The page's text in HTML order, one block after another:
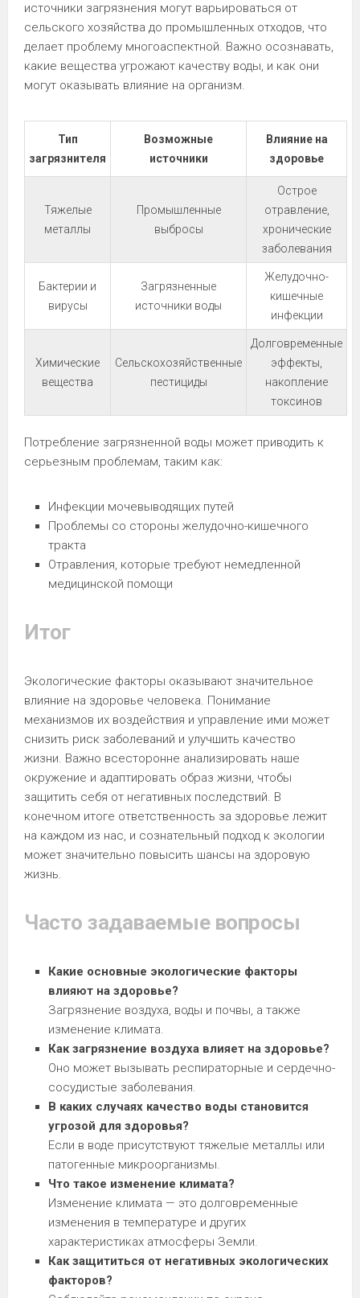
источники загрязнения могут варьироваться от
сельского хозяйства до промышленных отходов, что
делает проблему многоаспектной. Важно осознавать,
какие вещества угрожают качеству воды, и как они
могут оказывать влияние на организм.
Тип
загрязнителя
Возможные
источники
Влияние на
здоровье
Тяжелые
металлы
Промышленные
выбросы
Острое
отравление,
хронические
заболевания
Бактерии и
вирусы
Загрязненные
источники воды
Желудочно-
кишечные
инфекции
Химические
вещества
Сельскохозяйственные
пестициды
Долговременные
эффекты,
накопление
токсинов
Потребление загрязненной воды может приводить к
серьезным проблемам, таким как:
Инфекции мочевыводящих путей
Проблемы со стороны желудочно-кишечного
тракта
Отравления, которые требуют немедленной
медицинской помощи
Итог
Экологические факторы оказывают значительное
влияние на здоровье человека. Понимание
механизмов их воздействия и управление ими может
снизить риск заболеваний и улучшить качество
жизни. Важно всесторонне анализировать наше
окружение и адаптировать образ жизни, чтобы
защитить себя от негативных последствий. В
конечном итоге ответственность за здоровье лежит
на каждом из нас, и сознательный подход к экологии
может значительно повысить шансы на здоровую
жизнь.
Часто задаваемые вопросы
Какие основные экологические факторы
влияют на здоровье?
Загрязнение воздуха, воды и почвы, а также
изменение климата.
Как загрязнение воздуха влияет на здоровье?
Оно может вызывать респираторные и сердечно-
сосудистые заболевания.
В каких случаях качество воды становится
угрозой для здоровья?
Если в воде присутствуют тяжелые металлы или
патогенные микроорганизмы.
Что такое изменение климата?
Изменение климата — это долговременные
изменения в температуре и других
характеристиках атмосферы Земли.
Как защититься от негативных экологических
факторов?